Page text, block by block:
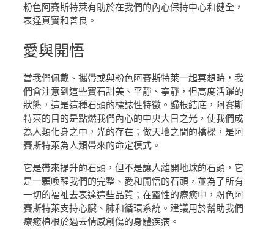
粉色阿賽斯特萊有助於在我們的內心保持中心和健全，
表達真實和善良。
愛與開悟
當我們佩戴、攜帶或與粉色阿賽斯特萊一起冥想時，我
們會注意到這些寶石甜美、平靜、寧靜，但高度活躍的
狀態，這是這種石頭的標誌性特徵。歸根結底，阿賽斯
特萊的目的是點燃我們內心的中央大日之光，使我們成
為人類化身之中，光的存在；做天地之間的橋樑，是阿
賽斯特萊為人類帶來的命定模式。
它是帶來提升的石頭，但不是讓人離開地球的石頭，它
是一顆喚醒我們的完整、愛和開悟的石頭，並為了所有
一切的福祉去表達這些品質；在靈性的療癒中，粉色阿
賽斯特萊支持心臟、肺和循環系統。建議用於幫助我們
療癒植根於過去情感創傷的身體疾病。